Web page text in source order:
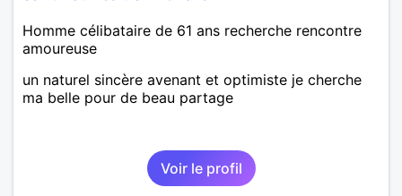
Homme célibataire de 61 ans recherche rencontre
amoureuse
un naturel sincère avenant et optimiste je cherche
ma belle pour de beau partage
Voir le profil